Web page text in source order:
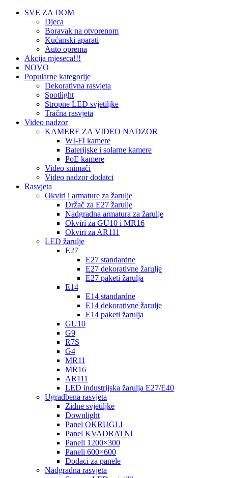
SVE ZA DOM
Djeca
Boravak na otvorenom
Kućanski aparati
Auto oprema
Akcija mjeseca!!!
NOVO
Popularne kategorije
Dekorativna rasvjeta
Spotlight
Stropne LED svjetiljke
Tračna rasvjeta
Video nadzor
KAMERE ZA VIDEO NADZOR
WI-FI kamere
Baterijske i solarne kamere
PoE kamere
Video snimači
Video nadzor dodatci
Rasvjeta
Okviri i armature za žarulje
Držač za E27 žarulje
Nadgradna armatura za žarulje
Okviri za GU10 i MR16
Okviri za AR111
LED žarulje
E27
E27 standardne
E27 dekorativne žarulje
E27 paketi žarulja
E14
E14 standardne
E14 dekorativne žarulje
E14 paketi žarulja
GU10
G9
R7S
G4
MR11
MR16
AR111
LED industrijska žarulja E27/E40
Ugradbena rasvjeta
Zidne svjetiljke
Downlight
Panel OKRUGLI
Panel KVADRATNI
Paneli 1200×300
Paneli 600×600
Dodaci za panele
Nadgradna rasvjeta